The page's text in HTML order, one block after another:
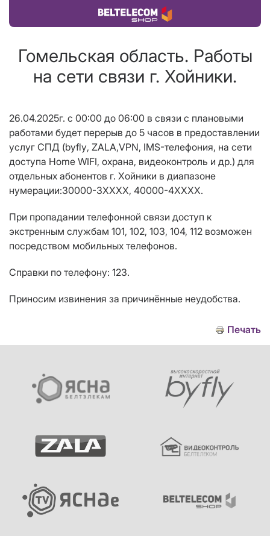
Купить товар
Гомельская область. Работы
на сети связи г. Хойники.
26.04.2025г. с 00:00 до 06:00 в связи с плановыми
работами будет перерыв до 5 часов в предоставлении
услуг СПД (byfly, ZALA,VPN, IMS-телефония, на сети
доступа Home WIFI, охрана, видеоконтроль и др.) для
отдельных абонентов г. Хойники в диапазоне
нумерации:30000-3ХХХХ, 40000-4ХХХХ.
При пропадании телефонной связи доступ к
экстренным службам 101, 102, 103, 104, 112 возможен
посредством мобильных телефонов.
Справки по телефону: 123.
Приносим извинения за причинённые неудобства.
Печать